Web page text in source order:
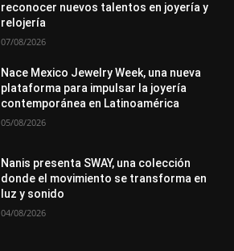
Más
reconocer nuevos talentos en joyería y
relojería
07/08/2026
Nace Mexico Jewelry Week, una nueva
plataforma para impulsar la joyería
contemporánea en Latinoamérica
05/08/2026
Nanis presenta SWAY, una colección
donde el movimiento se transforma en
luz y sonido
04/08/2026